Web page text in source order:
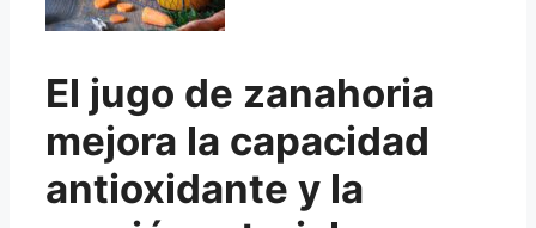
El jugo de zanahoria
mejora la capacidad
antioxidante y la